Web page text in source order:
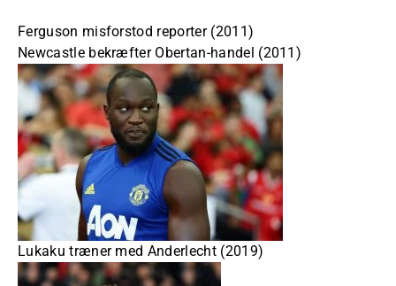
Ferguson misforstod reporter (2011)
Newcastle bekræfter Obertan-handel (2011)
Lukaku træner med Anderlecht (2019)